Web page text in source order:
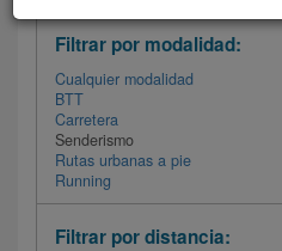
Filtrar por modalidad:
Cualquier modalidad
BTT
Carretera
Senderismo
Rutas urbanas a pie
Running
Filtrar por distancia: